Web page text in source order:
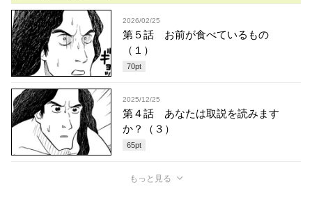
2026/02/25
第５話 お前が食べているもの
（１）
70pt
2025/12/25
第４話 あなたは取説を読みます
か？（３）
65pt
もっと見る